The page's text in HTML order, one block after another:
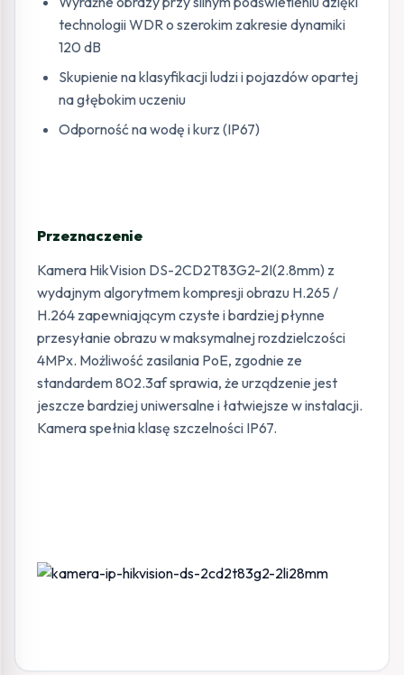
technologii WDR o szerokim zakresie dynamiki
120 dB
Skupienie na klasyfikacji ludzi i pojazdów opartej
na głębokim uczeniu
Odporność na wodę i kurz (IP67)
Przeznaczenie
Kamera HikVision DS-2CD2T83G2-2I(2.8mm) z
wydajnym algorytmem kompresji obrazu H.265 /
H.264 zapewniającym czyste i bardziej płynne
przesyłanie obrazu w maksymalnej rozdzielczości
4MPx. Możliwość zasilania PoE, zgodnie ze
standardem 802.3af sprawia, że urządzenie jest
jeszcze bardziej uniwersalne i łatwiejsze w instalacji.
Kamera spełnia klasę szczelności IP67.